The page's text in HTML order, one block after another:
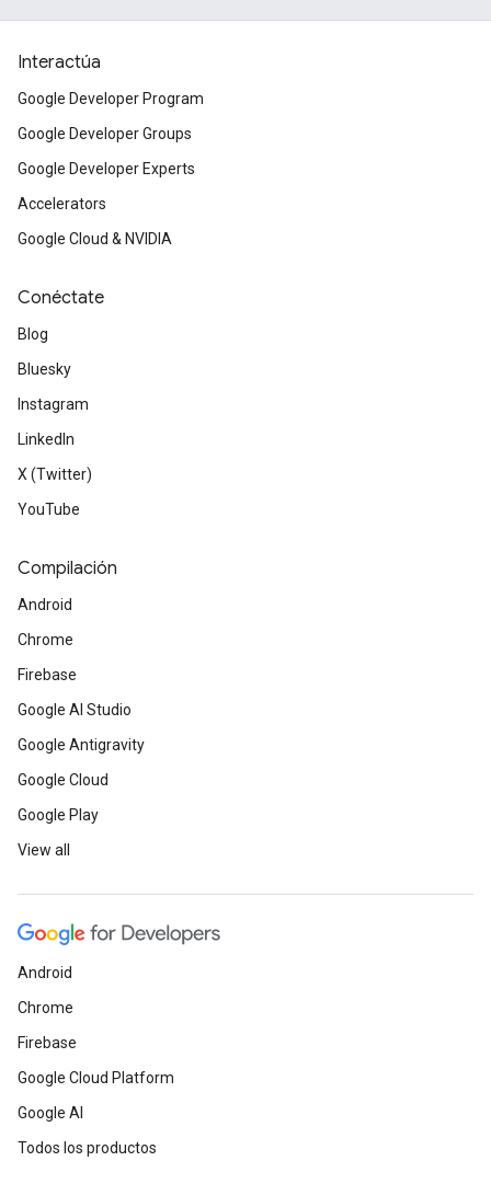
Interactúa
Google Developer Program
Google Developer Groups
Google Developer Experts
Accelerators
Google Cloud & NVIDIA
Conéctate
Blog
Bluesky
Instagram
LinkedIn
X (Twitter)
YouTube
Compilación
Android
Chrome
Firebase
Google AI Studio
Google Antigravity
Google Cloud
Google Play
View all
Android
Chrome
Firebase
Google Cloud Platform
Google AI
Todos los productos